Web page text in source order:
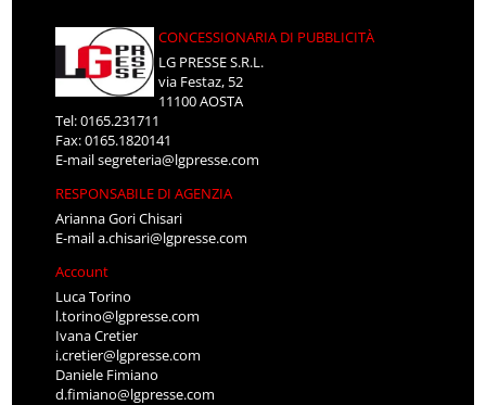
CONCESSIONARIA DI PUBBLICITÀ
LG PRESSE S.R.L.
via Festaz, 52
11100 AOSTA
Tel: 0165.231711
Fax: 0165.1820141
E-mailsegreteria@lgpresse.com
RESPONSABILE DI AGENZIA
Arianna Gori Chisari
E-maila.chisari@lgpresse.com
Account
Luca Torino
l.torino@lgpresse.com
Ivana Cretier
i.cretier@lgpresse.com
Daniele Fimiano
d.fimiano@lgpresse.com